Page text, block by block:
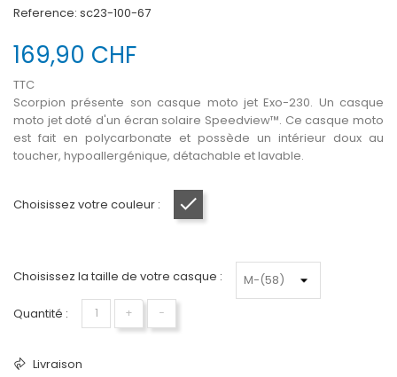
Reference: sc23-100-67
169,90 CHF
TTC
Scorpion présente son casque moto jet Exo-230. Un casque
moto jet doté d'un écran solaire Speedview™. Ce casque moto
est fait en polycarbonate et possède un intérieur doux au
toucher, hypoallergénique, détachable et lavable.
Choisissez votre couleur :
Choisissez la taille de votre casque :
Quantité : + −
Livraison